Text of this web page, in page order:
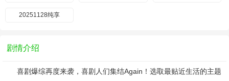
20251128纯享
剧情介绍
喜剧爆综再度来袭，喜剧人们集结Again！选取最贴近生活的主题